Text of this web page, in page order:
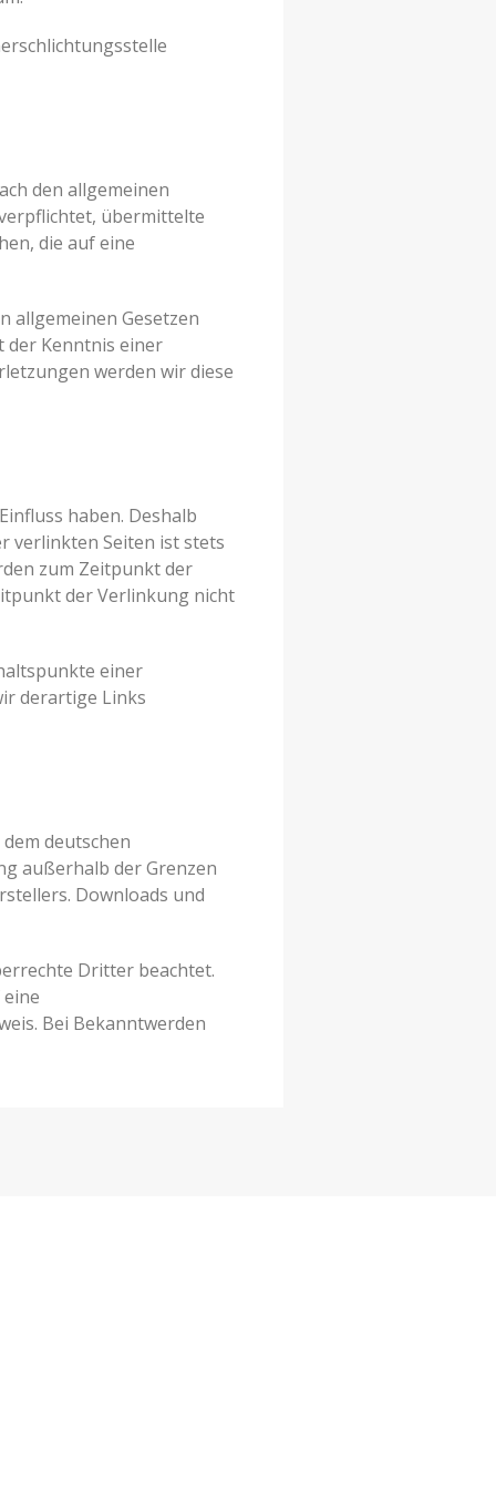
den allgemeinen
übermittelte
die auf eine
allgemeinen Gesetzen
der Kenntnis einer
werden wir diese
haben. Deshalb
verlinkten Seiten ist stets
zum Zeitpunkt der
der Verlinkung nicht
einer
derartige Links
deutschen
außerhalb der Grenzen
Downloads und
Dritter beachtet.
Bei Bekanntwerden